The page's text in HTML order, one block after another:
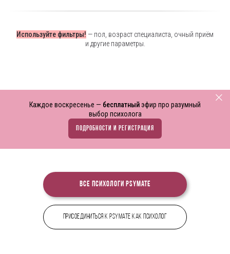
Используйте фильтры! — пол, возраст специалиста, очный приём
и другие параметры.
Каждое воскресенье — бесплатныйэфир про разумный
выбор психолога
ПОДРОБНОСТИ И РЕГИСТРАЦИЯ
Все психологи PsyMate
Присоединиться к PsyMate как психолог